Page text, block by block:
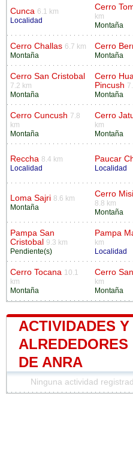
Cunca 6.1 km
Localidad
Cerro
km
Montaña
Cerro Challas 6.7 km
Montaña
Cerro
Montaña
Cerro San Cristobal
7.2 km
Montaña
Cerro
Pincush
Montaña
Cerro Cuncush 7.8
km
Montaña
Cerro
km
Montaña
Reccha 8.4 km
Localidad
Paucar
Localidad
Loma Sajri 8.6 km
Montaña
Cerro
8.8 km
Montaña
Pampa San
Cristobal 9.3 km
Pendiente(s)
Pampa
km
Localidad
Cerro Tocana 10.1
km
Montaña
Cerro
km
Montaña
ACTIVIDADES
DE ANRA
Ninguna actividad